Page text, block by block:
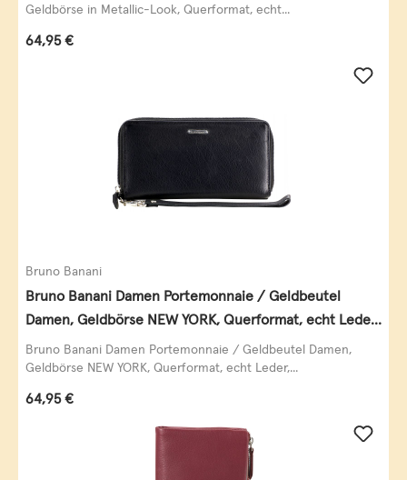
Geldbörse in Metallic-Look, Querformat, echt...
Regulärer Preis:
64,95 €
Bruno Banani
Bruno Banani Damen Portemonnaie / Geldbeutel
Damen, Geldbörse NEW YORK, Querformat, echt Leder,
schwarz
Bruno Banani Damen Portemonnaie / Geldbeutel Damen,
Geldbörse NEW YORK, Querformat, echt Leder,...
Regulärer Preis:
64,95 €